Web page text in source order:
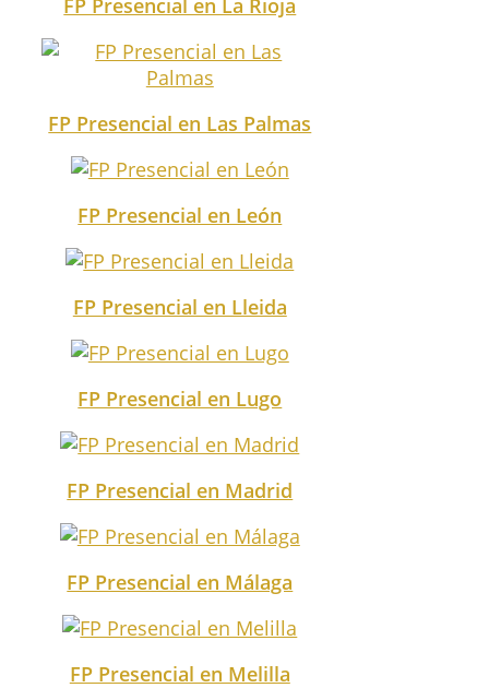
FP Presencial en Las Palmas
FP Presencial en León
FP Presencial en Lleida
FP Presencial en Lugo
FP Presencial en Madrid
FP Presencial en Málaga
FP Presencial en Melilla